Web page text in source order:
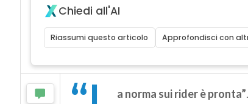
Chiedi all'AI
Riassumi questo articolo Approfondisci con
a norma sui rider è pronta”